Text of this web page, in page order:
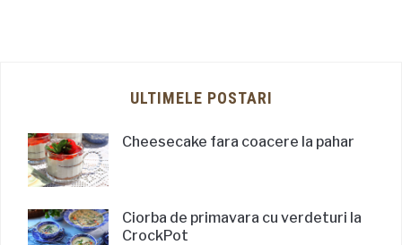
ULTIMELE POSTARI
Cheesecake fara coacere la pahar
Ciorba de primavara cu verdeturi la
CrockPot